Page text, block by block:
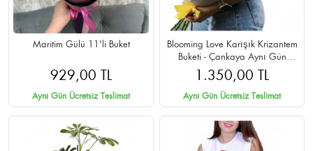
Maritim Gülü 11'li Buket
929,00 TL
Aynı Gün Ücretsiz Teslimat
Blooming Love Karışık Krizantem
Buketi - Çankaya Aynı Gün
Teslimat
1.350,00 TL
Aynı Gün Ücretsiz Teslimat